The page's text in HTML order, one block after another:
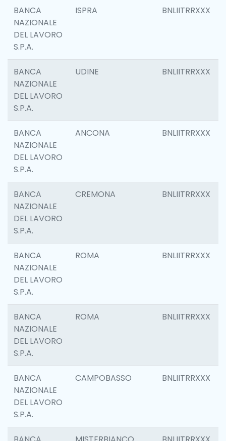
BANCA
NAZIONALE
DEL LAVORO
S.P.A.
ISPRA BNLIITRRXXX
BANCA
NAZIONALE
DEL LAVORO
S.P.A.
UDINE BNLIITRRXXX
BANCA
NAZIONALE
DEL LAVORO
S.P.A.
ANCONA BNLIITRRXXX
BANCA
NAZIONALE
DEL LAVORO
S.P.A.
CREMONA BNLIITRRXXX
BANCA
NAZIONALE
DEL LAVORO
S.P.A.
ROMA BNLIITRRXXX
BANCA
NAZIONALE
DEL LAVORO
S.P.A.
ROMA BNLIITRRXXX
BANCA
NAZIONALE
DEL LAVORO
S.P.A.
CAMPOBASSO BNLIITRRXXX